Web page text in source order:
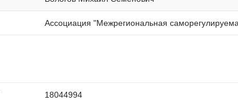
Ассоциация "Межрегиональная
18044994